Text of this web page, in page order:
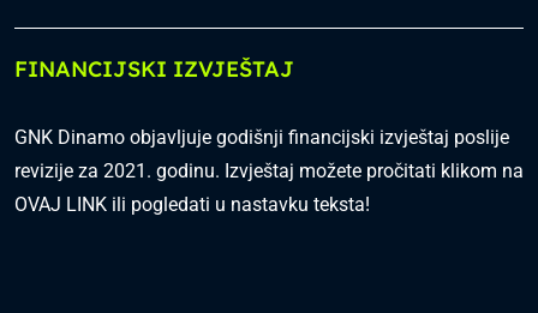
FINANCIJSKI IZVJEŠTAJ
GNK Dinamo objavljuje godišnji financijski izvještaj poslije
revizije za 2021. godinu. Izvještaj možete pročitati klikom na
OVAJ LINK ili pogledati u nastavku teksta!